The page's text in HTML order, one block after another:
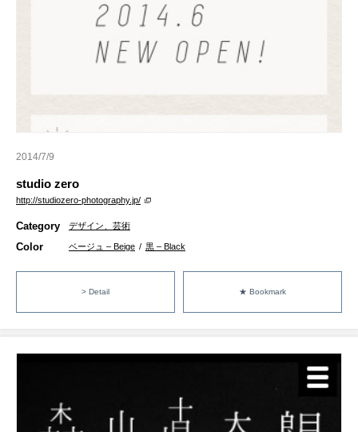
2014/7/9
studio zero
http://studiozero-photography.jp/
Category デザイン、芸術
Color ベージュ – Beige / 黒 – Black
> Detail ★ Bookmark